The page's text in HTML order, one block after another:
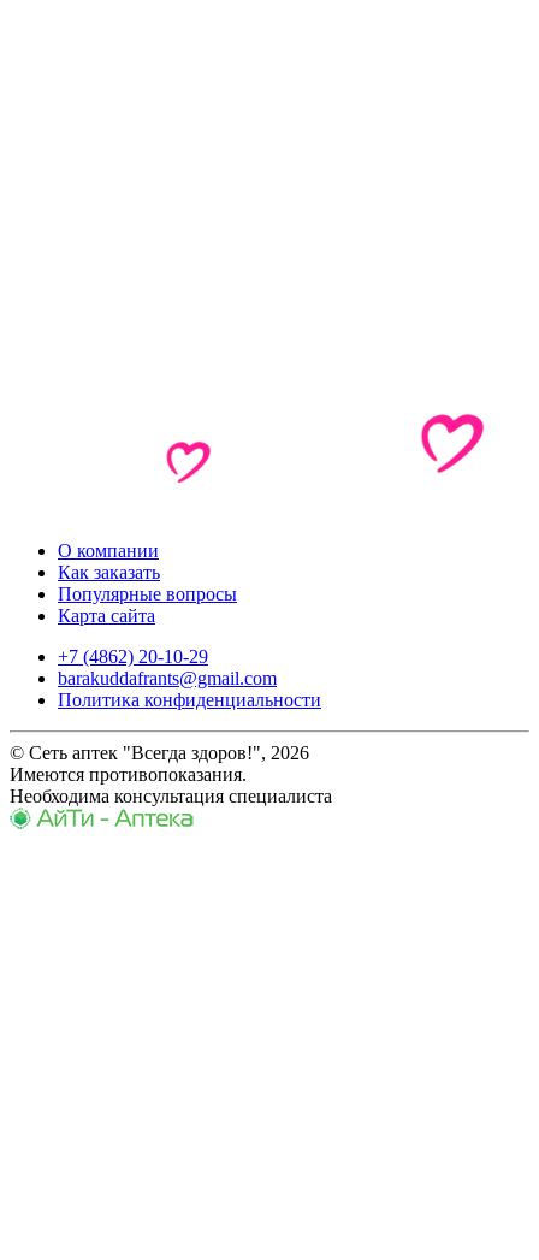
О компании
Как заказать
Популярные вопросы
Карта сайта
+7 (4862) 20-10-29
barakuddafrants@gmail.com
Политика конфиденциальности
© Сеть аптек "Всегда здоров!", 2026
Имеются противопоказания.
Необходима консультация специалиста